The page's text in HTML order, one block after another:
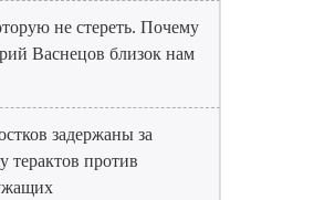
не стереть. Почему
Васнецов близок нам
задержаны за
терактов против